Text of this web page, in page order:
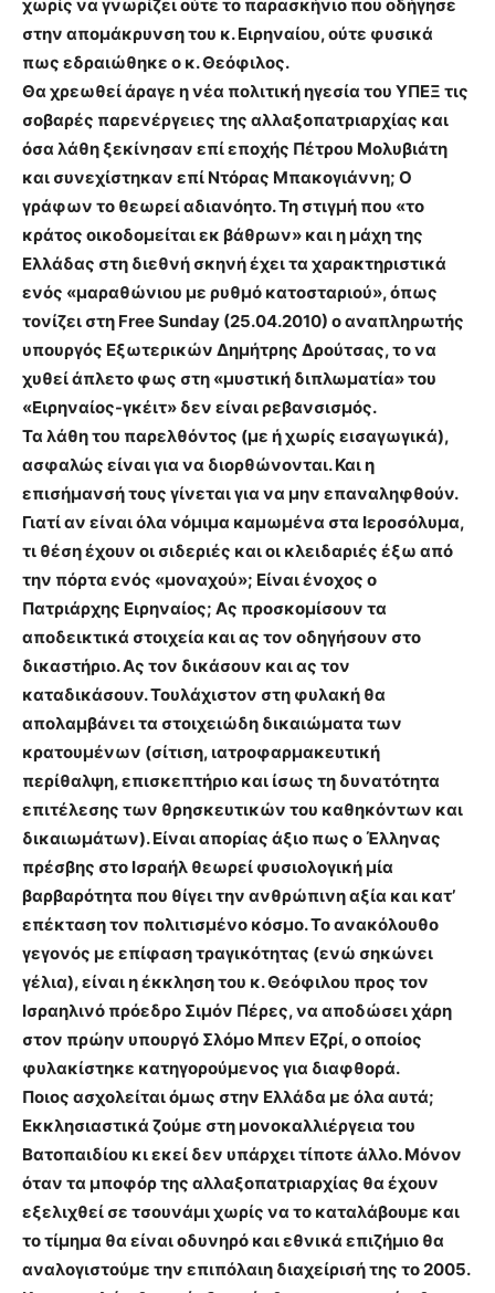
χωρίς να γνωρίζει ούτε το παρασκήνιο που οδήγησε
στην απομάκρυνση του κ. Ειρηναίου, ούτε φυσικά
πως εδραιώθηκε ο κ. Θεόφιλος.
Θα χρεωθεί άραγε η νέα πολιτική ηγεσία του ΥΠΕΞ τις
σοβαρές παρενέργειες της αλλαξοπατριαρχίας και
όσα λάθη ξεκίνησαν επί εποχής Πέτρου Μολυβιάτη
και συνεχίστηκαν επί Ντόρας Μπακογιάννη; Ο
γράφων το θεωρεί αδιανόητο. Τη στιγμή που «το
κράτος οικοδομείται εκ βάθρων» και η μάχη της
Ελλάδας στη διεθνή σκηνή έχει τα χαρακτηριστικά
ενός «μαραθώνιου με ρυθμό κατοσταριού», όπως
τονίζει στη Free Sunday (25.04.2010) ο αναπληρωτής
υπουργός Εξωτερικών Δημήτρης Δρούτσας, το να
χυθεί άπλετο φως στη «μυστική διπλωματία» του
«Ειρηναίος-γκέιτ» δεν είναι ρεβανσισμός.
Τα λάθη του παρελθόντος (με ή χωρίς εισαγωγικά),
ασφαλώς είναι για να διορθώνονται. Και η
επισήμανσή τους γίνεται για να μην επαναληφθούν.
Γιατί αν είναι όλα νόμιμα καμωμένα στα Ιεροσόλυμα,
τι θέση έχουν οι σιδεριές και οι κλειδαριές έξω από
την πόρτα ενός «μοναχού»; Είναι ένοχος ο
Πατριάρχης Ειρηναίος; Ας προσκομίσουν τα
αποδεικτικά στοιχεία και ας τον οδηγήσουν στο
δικαστήριο. Ας τον δικάσουν και ας τον
καταδικάσουν. Τουλάχιστον στη φυλακή θα
απολαμβάνει τα στοιχειώδη δικαιώματα των
κρατουμένων (σίτιση, ιατροφαρμακευτική
περίθαλψη, επισκεπτήριο και ίσως τη δυνατότητα
επιτέλεσης των θρησκευτικών του καθηκόντων και
δικαιωμάτων). Είναι απορίας άξιο πως ο Έλληνας
πρέσβης στο Ισραήλ θεωρεί φυσιολογική μία
βαρβαρότητα που θίγει την ανθρώπινη αξία και κατ’
επέκταση τον πολιτισμένο κόσμο. Το ανακόλουθο
γεγονός με επίφαση τραγικότητας (ενώ σηκώνει
γέλια), είναι η έκκληση του κ. Θεόφιλου προς τον
Ισραηλινό πρόεδρο Σιμόν Πέρες, να αποδώσει χάρη
στον πρώην υπουργό Σλόμο Μπεν Εζρί, ο οποίος
φυλακίστηκε κατηγορούμενος για διαφθορά.
Ποιος ασχολείται όμως στην Ελλάδα με όλα αυτά;
Εκκλησιαστικά ζούμε στη μονοκαλλιέργεια του
Βατοπαιδίου κι εκεί δεν υπάρχει τίποτε άλλο. Μόνον
όταν τα μποφόρ της αλλαξοπατριαρχίας θα έχουν
εξελιχθεί σε τσουνάμι χωρίς να το καταλάβουμε και
το τίμημα θα είναι οδυνηρό και εθνικά επιζήμιο θα
αναλογιστούμε την επιπόλαιη διαχείρισή της το 2005.